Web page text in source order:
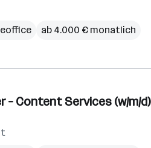
ab 4.000 € monatlich
– Content Services (w/m/d)